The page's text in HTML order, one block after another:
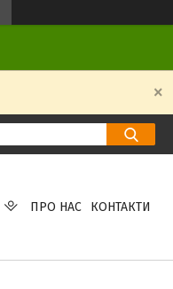
ПРО НАС КОНТАКТИ